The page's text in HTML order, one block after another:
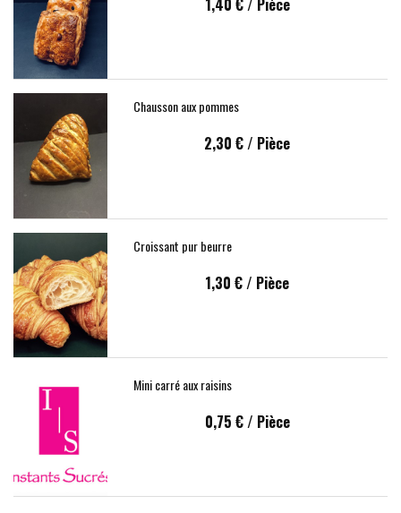
1,40 €/ Pièce
Chausson aux pommes
2,30 €/ Pièce
Croissant pur beurre
1,30 € / Pièce
Mini carré aux raisins
0,75 €/ Pièce